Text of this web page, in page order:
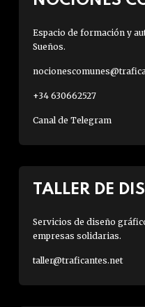
Espacio de formación y
Sueños.
+34 630662527
Canal de Telegram
TALLER DE
Servicios de diseño
empresas solidarias.
taller@traficantes.net